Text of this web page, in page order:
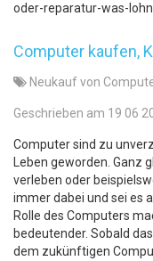
oder-reparatur-was-
Computer kaufen,
Neukauf von
Geschrieben am 19 06
Computer sind zu
Leben geworden. Ganz
verleben oder
immer dabei und sei es
Rolle des Computers
bedeutender. Sobald
dem zukünftigen